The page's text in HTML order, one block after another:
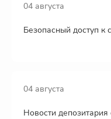
04 августа
Безопасный доступ к
04 августа
Новости